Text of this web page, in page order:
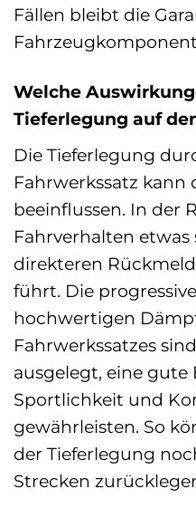
Fällen bleibt die
Welche
Tieferlegung auf
Die Tieferlegung
Fahrwerkssatz
beeinflussen. In der
Fahrverhalten etwas
direkteren
führt. Die
hochwertigen
Fahrwerkssatzes
ausgelegt, eine gute
Sportlichkeit und
gewährleisten. So
der Tieferlegung
Strecken